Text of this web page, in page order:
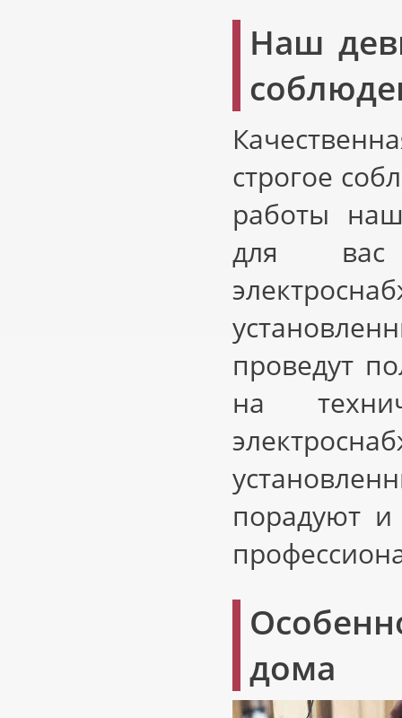
Наш
строгое
работы
для вас
проведут
на
порадуют и
дома